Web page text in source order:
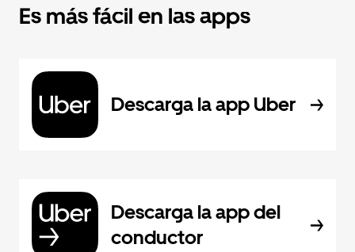
Es más fácil en las apps
Descarga la app Uber
Descarga la app del
conductor